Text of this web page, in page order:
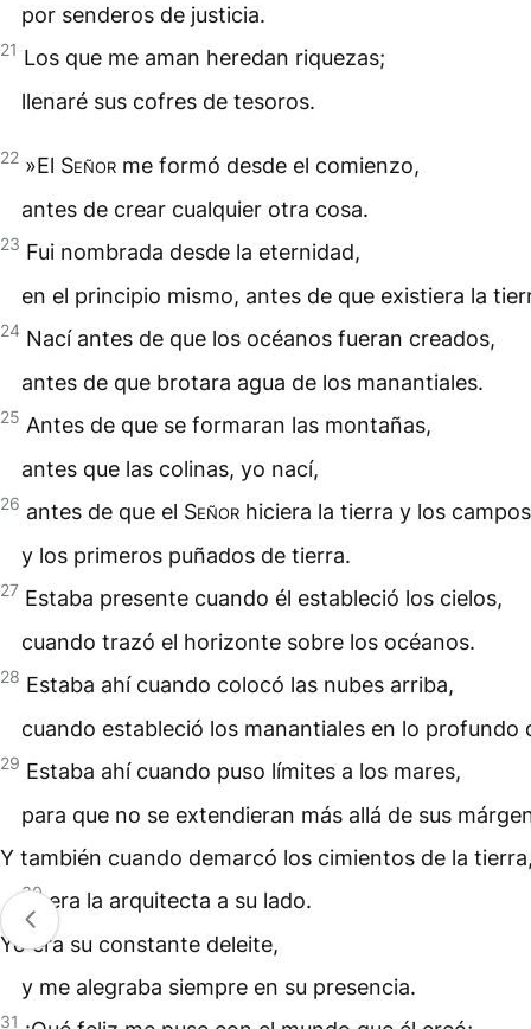
por senderos de justicia.
21 Los que me aman heredan riquezas;
llenaré sus cofres de tesoros.
22 »El Señor me formó desde el comienzo,
antes de crear cualquier otra cosa.
23 Fui nombrada desde la eternidad,
en el principio mismo, antes de que existiera la
24 Nací antes de que los océanos fueran creados,
antes de que brotara agua de los manantiales.
25 Antes de que se formaran las montañas,
antes que las colinas, yo nací,
26 antes de que el Señor hiciera la tierra y los campos
y los primeros puñados de tierra.
27 Estaba presente cuando él estableció los cielos,
cuando trazó el horizonte sobre los océanos.
28 Estaba ahí cuando colocó las nubes arriba,
cuando estableció los manantiales en lo profundo
29 Estaba ahí cuando puso límites a los mares,
para que no se extendieran más allá de sus
Y también cuando demarcó los cimientos de la
30 era la arquitecta a su lado.
Yo era su constante deleite,
y me alegraba siempre en su presencia.
31